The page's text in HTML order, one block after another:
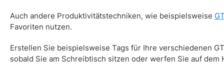
Auch andere Produktivitätstechniken, wie beispielsweise
Favoriten nutzen.
Erstellen Sie beispielsweise Tags für Ihre verschiedenen
sobald Sie am Schreibtisch sitzen oder werfen Sie auf dem